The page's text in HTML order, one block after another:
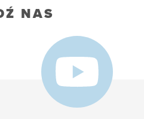
NAS